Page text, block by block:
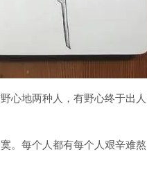
心地两种人，有野心终于出
。每个人都有每个人艰辛难